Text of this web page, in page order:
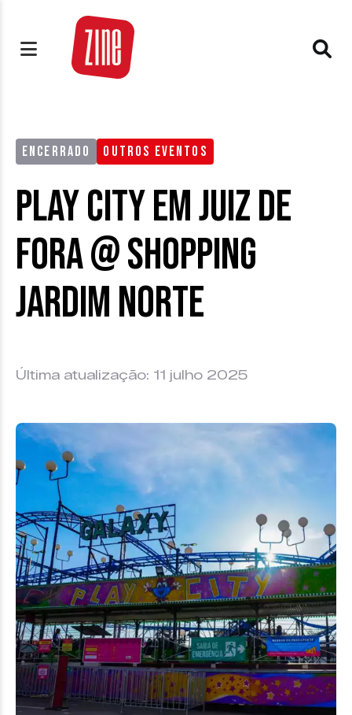
ENCERRADO OUTROS EVENTOS
Play City em Juiz de
Fora @ Shopping
Jardim Norte
Última atualização: 11 julho 2025